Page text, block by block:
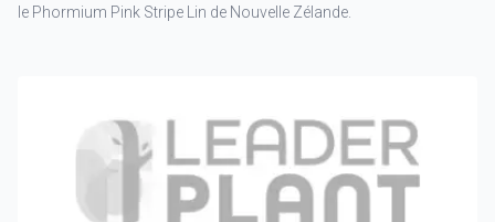
le Phormium Pink Stripe Lin de Nouvelle Zélande.